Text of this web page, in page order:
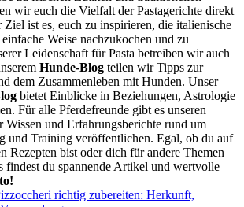
wir euch die Vielfalt der Pastagerichte direkt
Ziel ist es, euch zu inspirieren, die italienische
Weise nachzukochen und zu
Leidenschaft für Pasta betreiben wir auch
Hunde-Blog teilen wir Tipps zur
dem Zusammenleben mit Hunden. Unser
bietet Einblicke in Beziehungen, Astrologie
Für alle Pferdefreunde gibt es unseren
Wissen und Erfahrungsberichte rund um
und Training veröffentlichen. Egal, ob du auf
Rezepten bist oder dich für andere Themen
findest du spannende Artikel und wertvolle
richtig zubereiten: Herkunft,